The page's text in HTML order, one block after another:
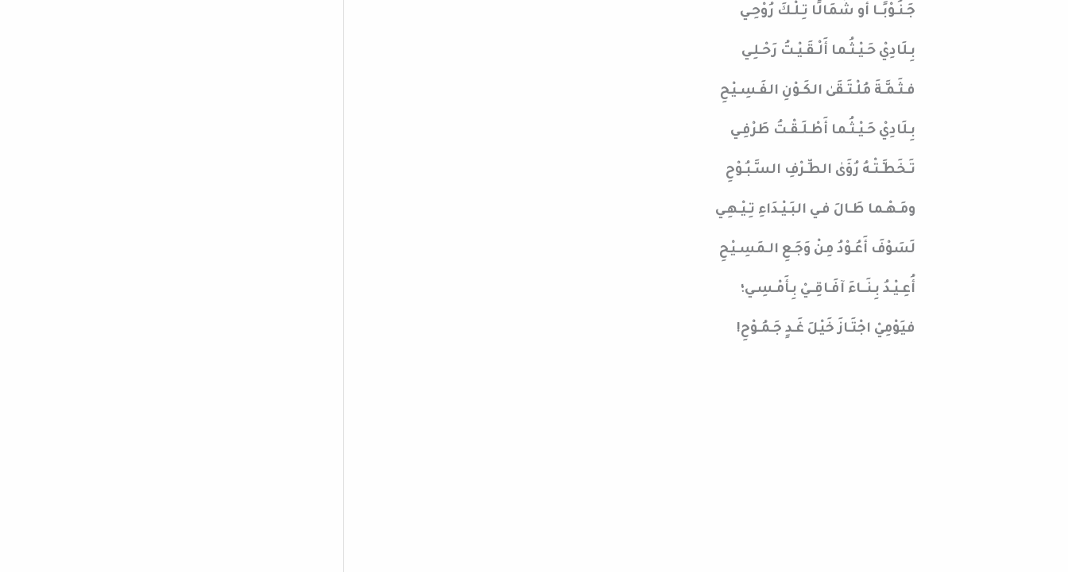
جَـنُـوْبًــا أو شَمَالًا تِـلْـكَ رُوْحِـي
بِـلَادِيْ حَـيْـثُـما أَلْـقَـيْـتُ رَحْـلِـي
فـثَـمَّـةَ مُلْـتَـقَىٰ الكَـوْنِ الفَـسِـيْحِ
بِـلَادِيْ حَـيْـثُـما أَطْـلَـقْـتُ طَرْفِـي
تَـخَطَّـتْـهُ رُؤَىٰ الطِّـرْفِ السَّـبُـوْحِ
ومَـهْـما طَـالَ فـي البَـيْـدَاءِ تِـيْـهِـي
لَسَوْفَ أَعُـوْدُ مِنْ وَجَـعِ الـمَسِـيْحِ
أُعِـيْـدُ بِـنَــاءَ آفَـاقِــيْ بِـأَمْـسِـي؛
فيَوْمِيْ اجْتَـازَ خَيْلَ غَـدٍ جَـمُـوْحِ!